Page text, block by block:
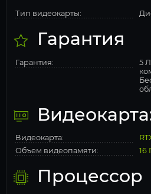
Тип видеокарты:
Гарантия
Гарантия:
5
Видеокарта:
Объем видеопамяти:
16
Процессор